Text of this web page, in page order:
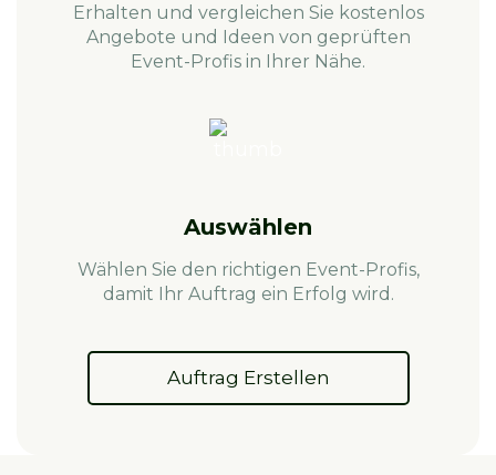
Erhalten und vergleichen Sie kostenlos
Angebote und Ideen von geprüften
Event-Profis in Ihrer Nähe.
Auswählen
Wählen Sie den richtigen Event-Profis,
damit Ihr Auftrag ein Erfolg wird.
Auftrag Erstellen